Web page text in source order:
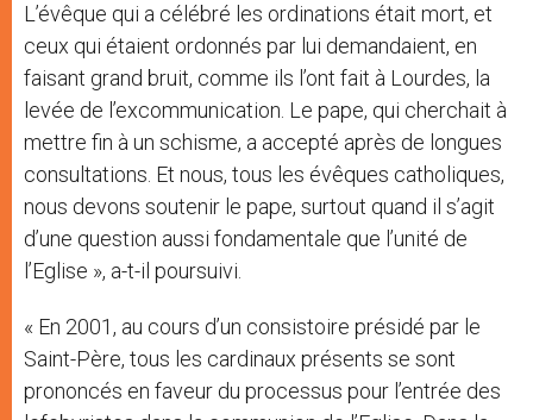
L’évêque qui a célébré les ordinations était mort, et
ceux qui étaient ordonnés par lui demandaient, en
faisant grand bruit, comme ils l’ont fait à Lourdes, la
levée de l’excommunication. Le pape, qui cherchait à
mettre fin à un schisme, a accepté après de longues
consultations. Et nous, tous les évêques catholiques,
nous devons soutenir le pape, surtout quand il s’agit
d’une question aussi fondamentale que l’unité de
l’Eglise », a-t-il poursuivi.
« En 2001, au cours d’un consistoire présidé par le
Saint-Père, tous les cardinaux présents se sont
prononcés en faveur du processus pour l’entrée des